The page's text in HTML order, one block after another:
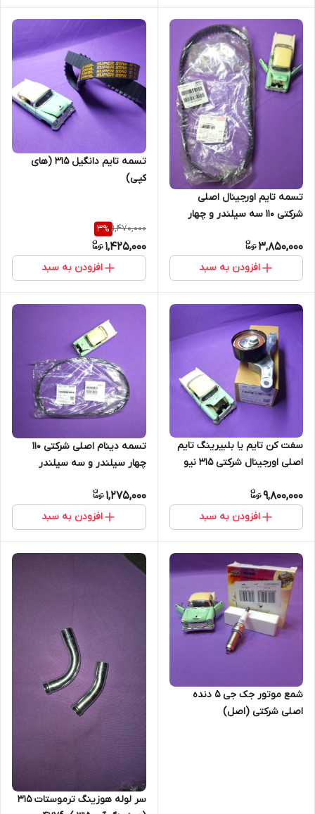
تسمه تایم اورجینال اصلی
شرکتی 110 سه سیلندر و چهار
3,850,000
افزودن به سبد
تسمه تایم دانگیل 315 (های
کپی)
1,470,000
3%
1,425,000
افزودن به سبد
سفت کن تایم یا بلبیرینگ تایم
اصلی اورجینال شرکتی 315 نیو
9,800,000
افزودن به سبد
تسمه دینام اصلی شرکتی 110
چهار سیلندر و سه سیلندر
1,275,000
افزودن به سبد
شمع موتور جک جی 5 دنده
اصلی شرکتی (اصل)
سر لوله هوزینگ ترموستات 315